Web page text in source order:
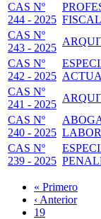
CAS Nº
244 - 2025
CAS Nº
243 - 2025
CAS Nº
242 - 2025
CAS Nº
241 - 2025
CAS Nº
240 - 2025
CAS Nº
239 - 2025
Paginación
Primera
página
« Primero
Página
anterior
‹ Anterior
Page
19